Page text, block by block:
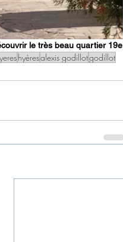
le très beau quartier
hyèresalexis godillotgodillot